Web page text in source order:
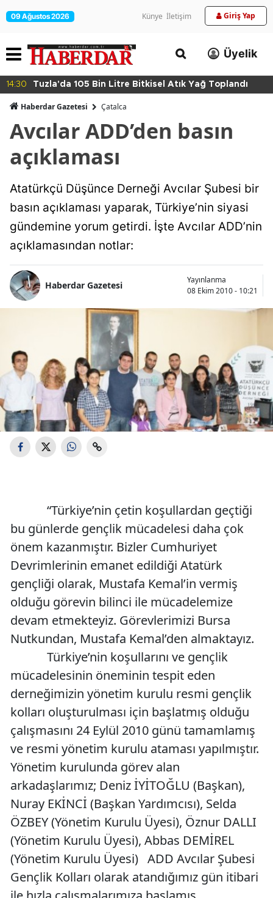
09 Ağustos 2026 Künye İletişim Giriş Yap
Üyelik
14:30 Tuzla'da 105 Bin Litre Bitkisel Atık Yağ Toplandı
Haberdar Gazetesi Çatalca
Avcılar ADD’den basın
açıklaması
Atatürkçü Düşünce Derneği Avcılar Şubesi bir
basın açıklaması yaparak, Türkiye’nin siyasi
gündemine yorum getirdi. İşte Avcılar ADD’nin
açıklamasından notlar:
Haberdar Gazetesi
Yayınlanma
08 Ekim 2010 - 10:21
“Türkiye’nin çetin koşullardan geçtiği
bu günlerde gençlik mücadelesi daha çok
önem kazanmıştır. Bizler Cumhuriyet
Devrimlerinin emanet edildiği Atatürk
gençliği olarak, Mustafa Kemal’in vermiş
olduğu görevin bilinci ile mücadelemize
devam etmekteyiz. Görevlerimizi Bursa
Nutkundan, Mustafa Kemal’den almaktayız.
Türkiye’nin koşullarını ve gençlik
mücadelesinin öneminin tespit eden
derneğimizin yönetim kurulu resmi gençlik
kolları oluşturulması için başlatmış olduğu
çalışmasını 24 Eylül 2010 günü tamamlamış
ve resmi yönetim kurulu ataması yapılmıştır.
Yönetim kurulunda görev alan
arkadaşlarımız; Deniz İYİTOĞLU (Başkan),
Nuray EKİNCİ (Başkan Yardımcısı), Selda
ÖZBEY (Yönetim Kurulu Üyesi), Öznur DALLI
(Yönetim Kurulu Üyesi), Abbas DEMİREL
(Yönetim Kurulu Üyesi) ADD Avcılar Şubesi
Gençlik Kolları olarak atandığımız gün itibari